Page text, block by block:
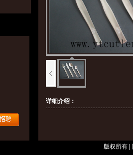
详细介绍：
版权所有 |